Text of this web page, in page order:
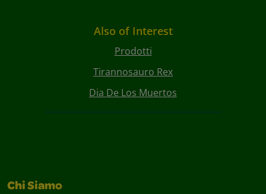
Also of Interest
Prodotti
Tirannosauro Rex
Dia De Los Muertos
Chi Siamo